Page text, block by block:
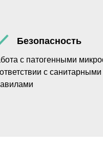
Безопасность
с патогенными
с